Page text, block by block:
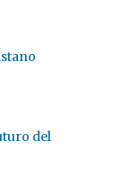
del